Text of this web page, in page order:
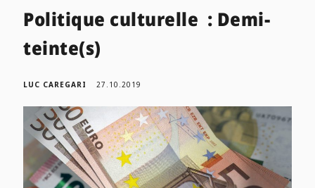
Politique culturelle : Demi-
teinte(s)
LUC CAREGARI 27.10.2019